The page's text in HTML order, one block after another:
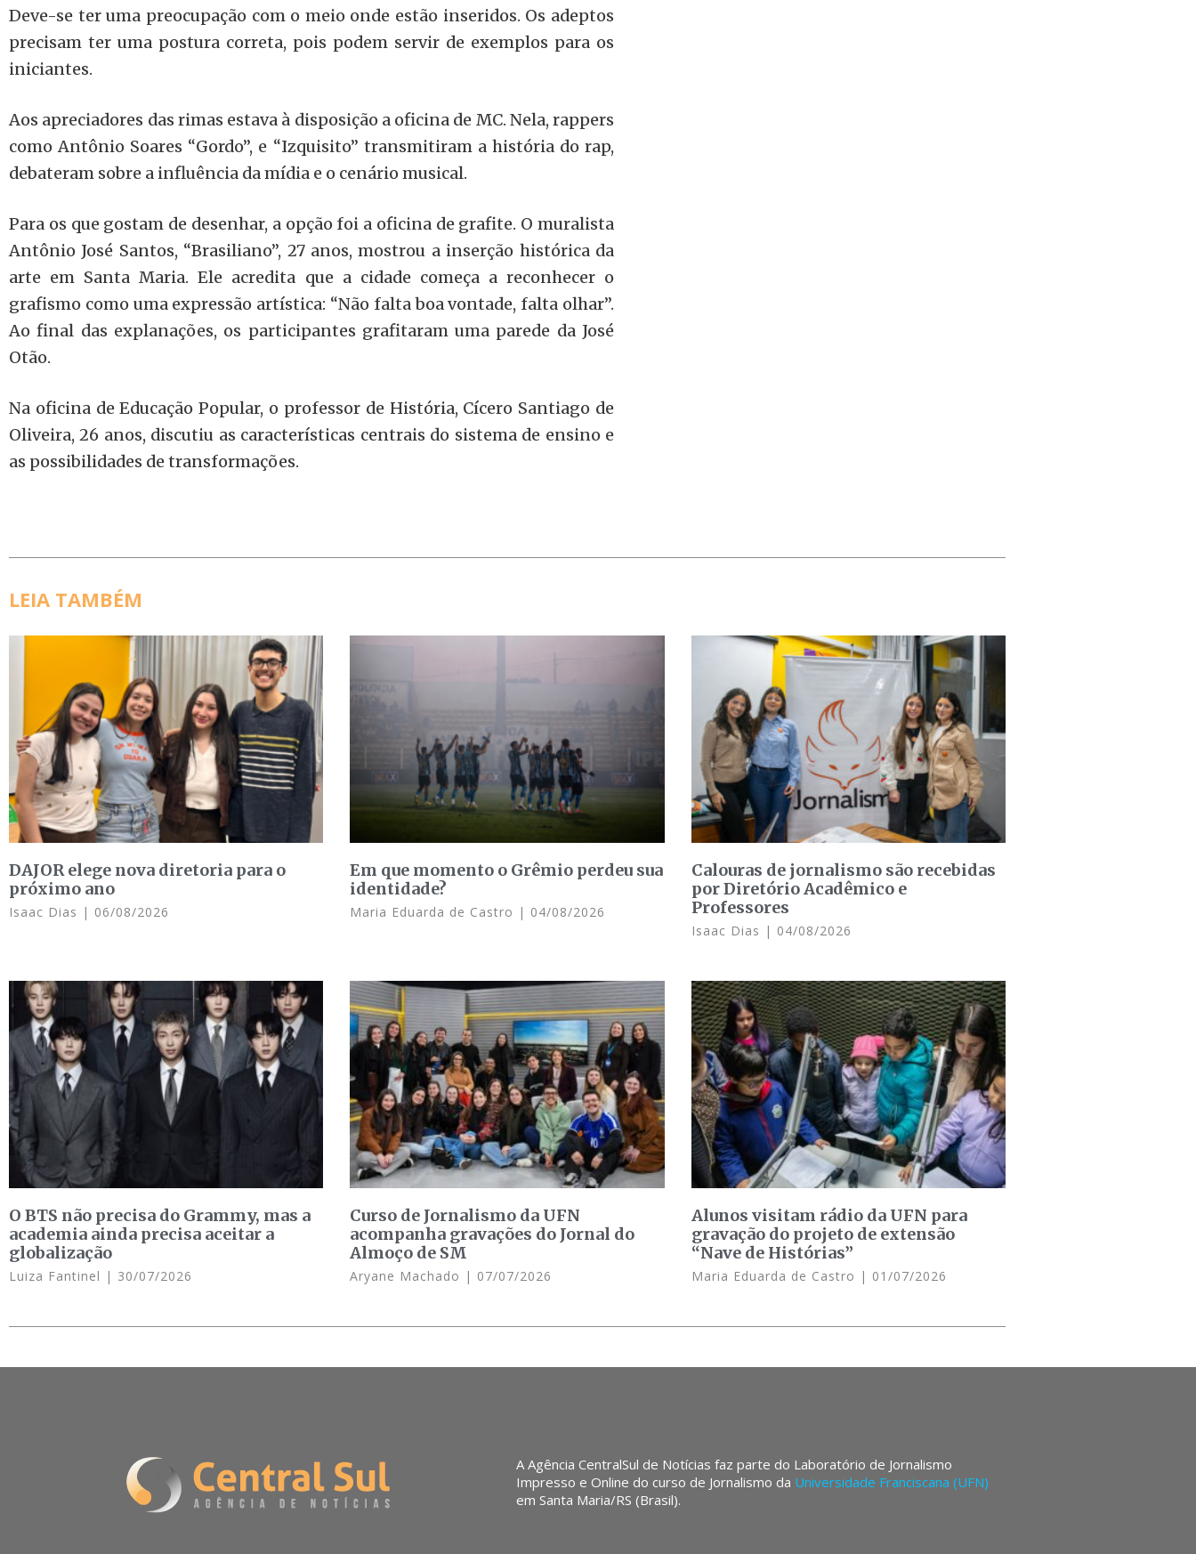
Deve-se ter uma preocupação com o meio onde estão inseridos. Os adeptos
precisam ter uma postura correta, pois podem servir de exemplos para os
iniciantes.
Aos apreciadores das rimas estava à disposição a oficina de MC. Nela, rappers
como Antônio Soares “Gordo”, e “Izquisito” transmitiram a história do rap,
debateram sobre a influência da mídia e o cenário musical.
Para os que gostam de desenhar, a opção foi a oficina de grafite. O muralista
Antônio José Santos, “Brasiliano”, 27 anos, mostrou a inserção histórica da
arte em Santa Maria. Ele acredita que a cidade começa a reconhecer o
grafismo como uma expressão artística: “Não falta boa vontade, falta olhar”.
Ao final das explanações, os participantes grafitaram uma parede da José
Otão.
Na oficina de Educação Popular, o professor de História, Cícero Santiago de
Oliveira, 26 anos, discutiu as características centrais do sistema de ensino e
as possibilidades de transformações.
LEIA TAMBÉM
DAJOR elege nova diretoria para o
próximo ano
Isaac Dias 06/08/2026
Em que momento o Grêmio perdeu sua
identidade?
Maria Eduarda de Castro 04/08/2026
Calouras de jornalismo são recebidas
por Diretório Acadêmico e
Professores
Isaac Dias 04/08/2026
O BTS não precisa do Grammy, mas a
academia ainda precisa aceitar a
globalização
Luiza Fantinel 30/07/2026
Curso de Jornalismo da UFN
acompanha gravações do Jornal do
Almoço de SM
Aryane Machado 07/07/2026
Alunos visitam rádio da UFN para
gravação do projeto de extensão
“Nave de Histórias”
Maria Eduarda de Castro 01/07/2026
A Agência CentralSul de Notícias faz parte do Laboratório de Jornalismo
Impresso e Online do curso de Jornalismo da Universidade Franciscana (UFN)
em Santa Maria/RS (Brasil).